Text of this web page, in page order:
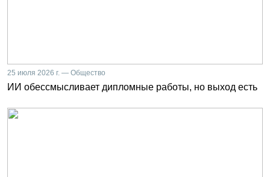
25 июля 2026 г. — Общество
ИИ обессмысливает дипломные работы, но выход есть